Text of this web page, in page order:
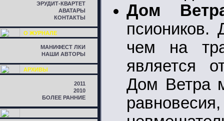
ЭРУДИТ-КВАРТЕТ
АВАТАРЫ
КОНТАКТЫ
О ЖУРНАЛЕ
МАНИФЕСТ ЛКИ
НАШИ АВТОРЫ
АРХИВЫ
2011
2010
БОЛЕЕ РАННИЕ
Дом
чем на
является
Дом Ветра